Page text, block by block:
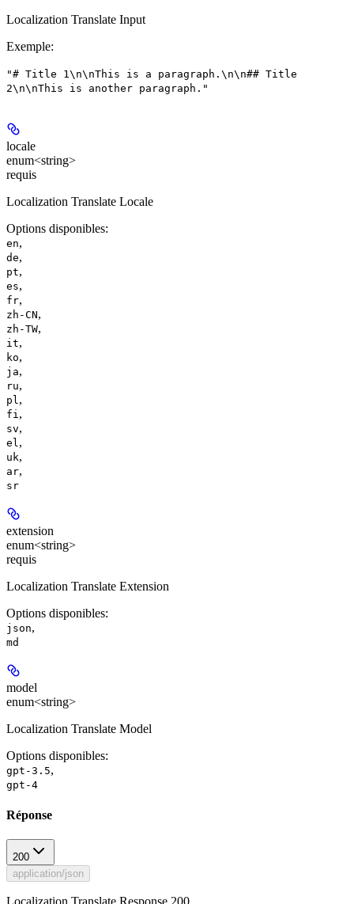
Localization Translate Input
Exemple:
"# Title 1\n\nThis is a paragraph.\n\n## Title
2\n\nThis is another paragraph."
locale
enum<string>
requis
Localization Translate Locale
Options disponibles:
en,
de,
pt,
es,
fr,
zh-CN,
zh-TW,
it,
ko,
ja,
ru,
pl ,
fi ,
sv,
el ,
uk,
ar,
sr
extension
enum<string>
requis
Localization Translate Extension
Options disponibles:
json,
md
model
enum<string>
Localization Translate Model
Options disponibles:
gpt-3.5,
gpt-4
Réponse
200
application/json